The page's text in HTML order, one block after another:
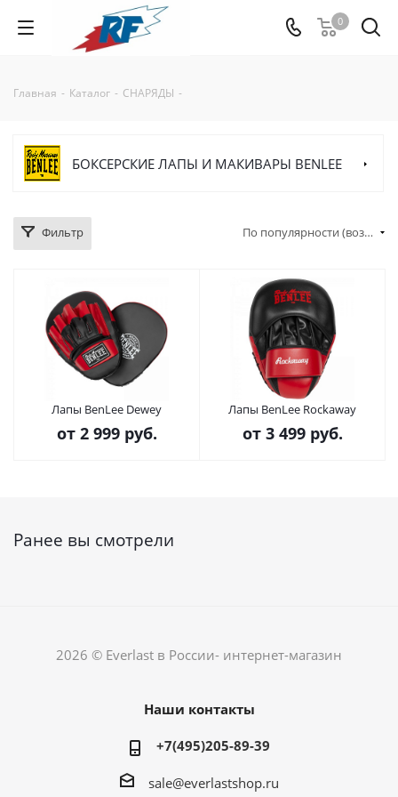
0
Главная - Каталог - СНАРЯДЫ -
БОКСЕРСКИЕ ЛАПЫ И МАКИВАРЫ BENLEE
Фильтр По популярности (возрастание)
Лапы BenLee Dewey
от 2 999 руб.
Лапы BenLee Rockaway
от 3 499 руб.
Ранее вы смотрели
2026 © Everlast в России- интернет-магазин
Наши контакты
+7(495)205-89-39
sale@everlastshop.ru